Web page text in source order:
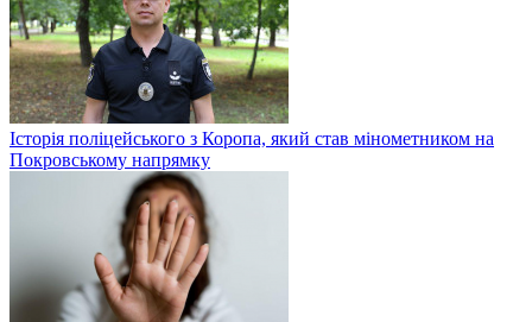
Історія поліцейського з Коропа, який став мінометником на
Покровському напрямку